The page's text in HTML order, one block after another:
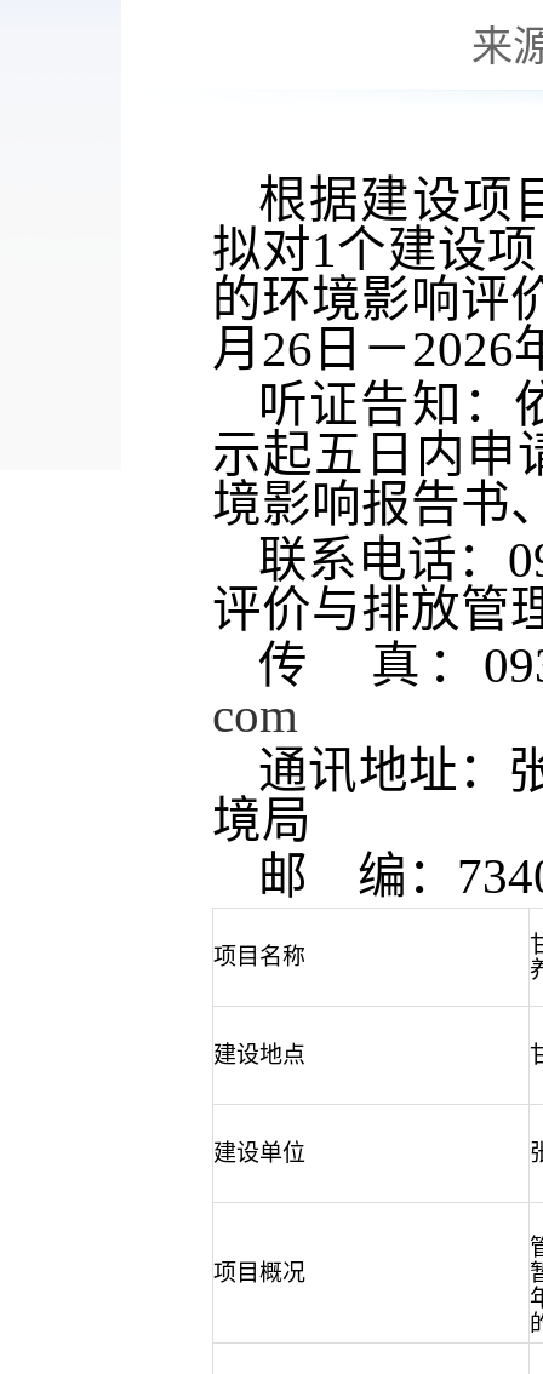
来
根据建设项
拟对1个建设
的环境影响评
月 26 日－2026
听证告知：
示起五日内 申
境影响报告书
联系电话：
评价与排放管
传
真：
com
通讯地址：
境局
邮
编：
项目名称
建设地点
建设单位
项目概况